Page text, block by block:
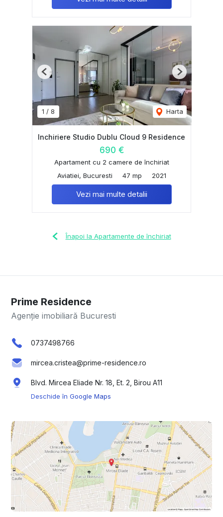
1 / 8 Harta
Previous Next
Inchiriere Studio Dublu Cloud 9 Residence
690 €
Apartament cu 2 camere de închiriat
Aviatiei, Bucuresti
47 mp 2021
Vezi mai multe detalii
Înapoi la Apartamente de închiriat
Prime Residence
Agenție imobiliară Bucuresti
0737498766
mircea.cristea@prime-residence.ro
Blvd. Mircea Eliade Nr. 18, Et. 2, Birou A11
Deschide în Google Maps